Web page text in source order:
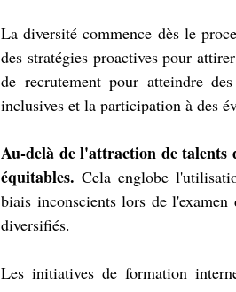
La diversité commence dès le
des stratégies proactives pour
de recrutement pour atteindre
inclusives et la participation à des
Au-delà de l'attraction de talents
équitables. Cela englobe
biais inconscients lors de
diversifiés.
Les initiatives de formation